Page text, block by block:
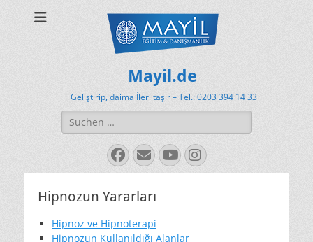
Mayil.de
Geliştirip, daima İleri taşır – Tel.: 0203 394 14 33
Suchen
nach:
Facebook
E-
Mail
YouTube
Instagram
Hipnozun Yararları
Hipnoz ve Hipnoterapi
Hipnozun Kullanıldığı Alanlar